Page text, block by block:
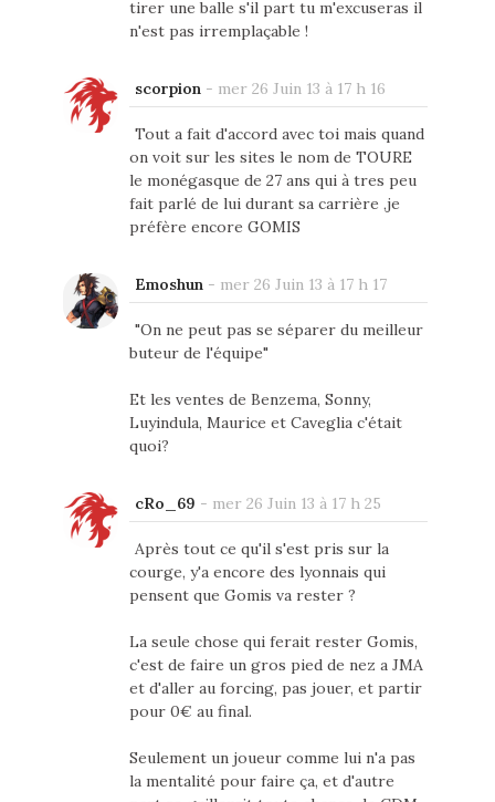
tirer une balle s'il part tu m'excuseras il
n'est pas irremplaçable !
scorpion- mer 26 Juin 13 à 17 h 16
Tout a fait d'accord avec toi mais quand
on voit sur les sites le nom de TOURE
le monégasque de 27 ans qui à tres peu
fait parlé de lui durant sa carrière ,je
préfère encore GOMIS
Emoshun- mer 26 Juin 13 à 17 h 17
"On ne peut pas se séparer du meilleur
buteur de l'équipe"
Et les ventes de Benzema, Sonny,
Luyindula, Maurice et Caveglia c'était
quoi?
cRo_69 - mer 26 Juin 13 à 17 h 25
Après tout ce qu'il s'est pris sur la
courge, y'a encore des lyonnais qui
pensent que Gomis va rester ?
La seule chose qui ferait rester Gomis,
c'est de faire un gros pied de nez a JMA
et d'aller au forcing, pas jouer, et partir
pour 0€ au final.
Seulement un joueur comme lui n'a pas
la mentalité pour faire ça, et d'autre